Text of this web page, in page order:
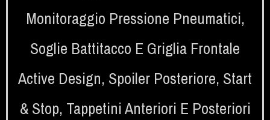
Monitoraggio Pressione Pneumatici,
Soglie Battitacco E Griglia Frontale
Active Design, Spoiler Posteriore, Start
& Stop, Tappetini Anteriori E Posteriori